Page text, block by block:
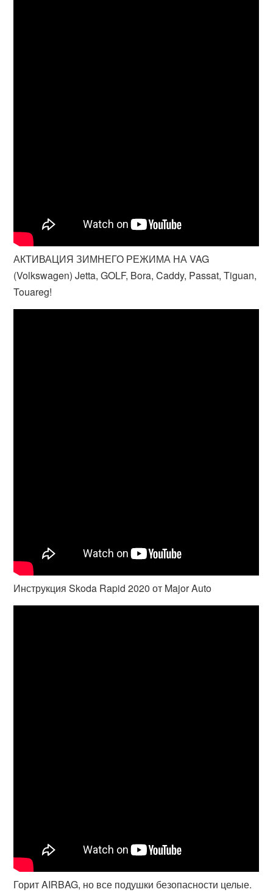
АКТИВАЦИЯ ЗИМНЕГО РЕЖИМА НА VAG
(Volkswagen) Jetta, GOLF, Bora, Caddy, Passat, Tiguan,
Touareg!
Инструкция Skoda Rapid 2020 от Major Auto
Горит AIRBAG, но все подушки безопасности целые.